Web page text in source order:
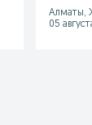
Алматы,
05